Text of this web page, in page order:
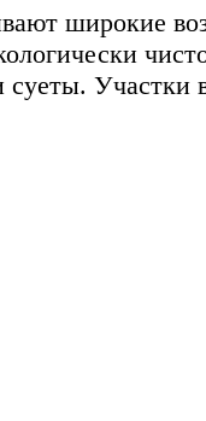
широкие
суеты. Участки